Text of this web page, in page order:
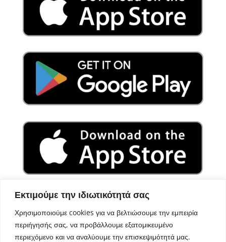
Εκτιμούμε την ιδιωτικότητά σας
Χρησιμοποιούμε cookies για να βελτιώσουμε την εμπειρία
περιήγησής σας, να προβάλλουμε εξατομικευμένο
περιεχόμενο και να αναλύουμε την επισκεψιμότητά μας.